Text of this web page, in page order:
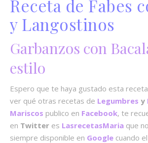
Receta de Fabes
y Langostinos
Garbanzos con
estilo
Espero que te haya gustado esta
ver qué otras recetas de Legumbres y
Mariscos publico en Facebook, te
en Twitter es LasrecetasMaria que
siempre disponible en Google cuando